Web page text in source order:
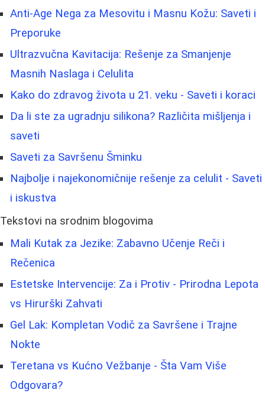
Anti-Age Nega za Mesovitu i Masnu Kožu: Saveti i
Preporuke
Ultrazvučna Kavitacija: Rešenje za Smanjenje
Masnih Naslaga i Celulita
Kako do zdravog života u 21. veku - Saveti i koraci
Da li ste za ugradnju silikona? Različita mišljenja i
saveti
Saveti za Savršenu Šminku
Najbolje i najekonomičnije rešenje za celulit - Saveti
i iskustva
Tekstovi na srodnim blogovima
Mali Kutak za Jezike: Zabavno Učenje Reči i
Rečenica
Estetske Intervencije: Za i Protiv - Prirodna Lepota
vs Hirurški Zahvati
Gel Lak: Kompletan Vodič za Savršene i Trajne
Nokte
Teretana vs Kućno Vežbanje - Šta Vam Više
Odgovara?